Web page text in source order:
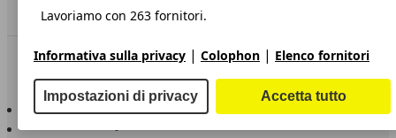
Area rivenditori
Sempre con te
AutoScout24 per iOS
Lavoriamo con 263 fornitori.
Informativa sulla privacy | Colophon | Elenco fornitori
Impostazioni di privacy Accetta tutto